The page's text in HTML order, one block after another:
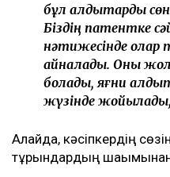
бұл қалдықтарды
Біздің патентке
нәтижесінде олар
айналады. Оны жол
болады, яғни
жүзінде жойылады,
Алайда, кәсіпкердің
тұрғындардың шағымынан